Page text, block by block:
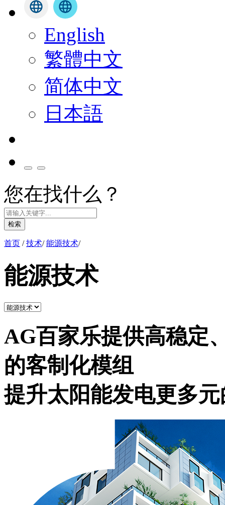
English
繁體中文
简体中文
日本語
您在找什么？
检索
首页 / 技术/ 能源技术/
能源技术
AG百家乐提供高稳定
的客制化模组
提升太阳能发电更多